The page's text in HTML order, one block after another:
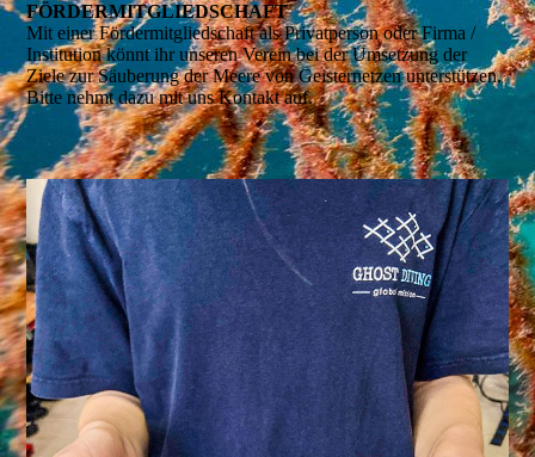
FÖRDER­MITGLIEDSCHAFT
Mit einer Fördermitgliedschaft als Privatperson oder Firma /
Institution könnt ihr unseren Verein bei der Umsetzung der
Ziele zur Säuberung der Meere von Geisternetzen unterstützen.
Bitte nehmt dazu mit uns Kontakt auf.